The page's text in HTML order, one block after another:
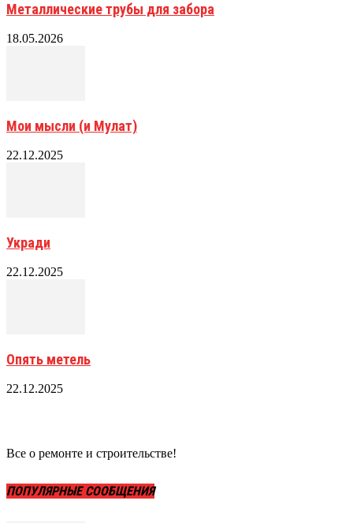
Металлические трубы для забора
18.05.2026
Мои мысли (и Мулат)
22.12.2025
Укради
22.12.2025
Опять метель
22.12.2025
Все о ремонте и строительстве!
ПОПУЛЯРНЫЕ СООБЩЕНИЯ